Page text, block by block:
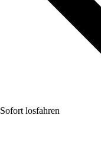
Sofort losfahren